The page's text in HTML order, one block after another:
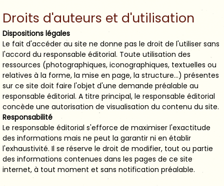
Droits d'auteurs et d'utilisation
Dispositions légales
Le fait d'accéder au site ne donne pas le droit de l'utiliser sans
l'accord du responsable éditorial. Toute utilisation des
ressources (photographiques, iconographiques, textuelles ou
relatives à la forme, la mise en page, la structure...) présentes
sur ce site doit faire l'objet d'une demande préalable au
responsable éditorial. A titre principal, le responsable éditorial
concède une autorisation de visualisation du contenu du site.
Responsabilité
Le responsable éditorial s'efforce de maximiser l'exactitude
des informations mais ne peut la garantir ni en établir
l'exhaustivité. Il se réserve le droit de modifier, tout ou partie
des informations contenues dans les pages de ce site
internet, à tout moment et sans notification préalable.